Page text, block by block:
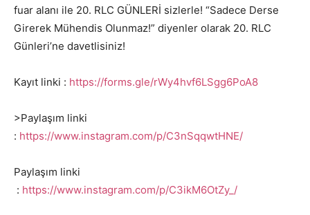
fuar alanı ile 20. RLC GÜNLERİ sizlerle! “Sadece Derse
Girerek Mühendis Olunmaz!” diyenler olarak 20. RLC
Günleri’ne davetlisiniz!
Kayıt linki : https://forms.gle/rWy4hvf6LSgg6PoA8
>Paylaşım linki
: https://www.instagram.com/p/C3nSqqwtHNE/
Paylaşım linki
: https://www.instagram.com/p/C3ikM6OtZy_/